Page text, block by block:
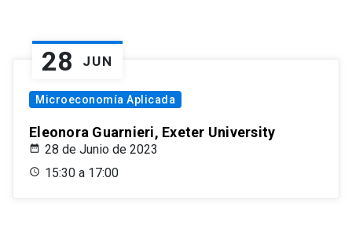
28 JUN
Microeconomía Aplicada
Eleonora Guarnieri, Exeter University
28 de Junio de 2023
15:30 a 17:00